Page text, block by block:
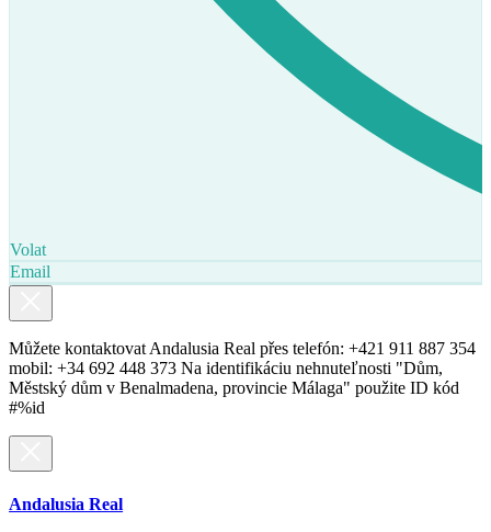
Volat
Email
Můžete kontaktovat Andalusia Real přes telefón: +421 911 887 354
mobil: +34 692 448 373 Na identifikáciu nehnuteľnosti "Dům,
Městský dům v Benalmadena, provincie Málaga" použite ID kód
#%id
Andalusia Real